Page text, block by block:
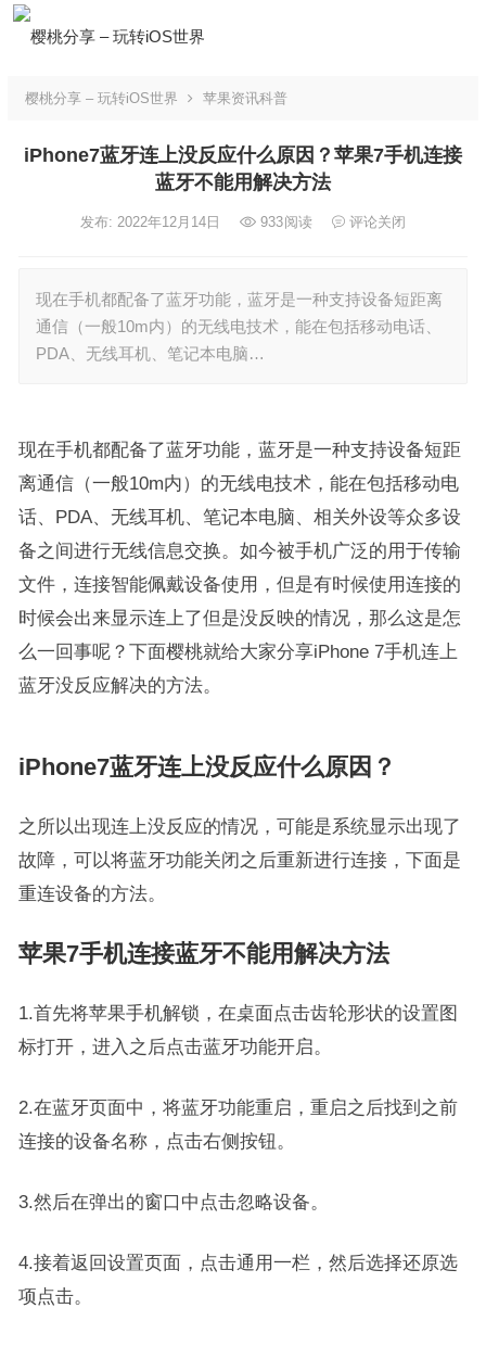
樱桃分享 – 玩转iOS世界 苹果资讯科普
iPhone7蓝牙连上没反应什么原因？苹果7手机连接
蓝牙不能用解决方法
发布: 2022年12月14日 933阅读 评论关闭
现在手机都配备了蓝牙功能，蓝牙是一种支持设备短距离
通信（一般10m内）的无线电技术，能在包括移动电话、
PDA、无线耳机、笔记本电脑…
现在手机都配备了蓝牙功能，蓝牙是一种支持设备短距
离通信（一般10m内）的无线电技术，能在包括移动电
话、PDA、无线耳机、笔记本电脑、相关外设等众多设
备之间进行无线信息交换。如今被手机广泛的用于传输
文件，连接智能佩戴设备使用，但是有时候使用连接的
时候会出来显示连上了但是没反映的情况，那么这是怎
么一回事呢？下面樱桃就给大家分享iPhone 7手机连上
蓝牙没反应解决的方法。
iPhone7蓝牙连上没反应什么原因？
之所以出现连上没反应的情况，可能是系统显示出现了
故障，可以将蓝牙功能关闭之后重新进行连接，下面是
重连设备的方法。
苹果7手机连接蓝牙不能用解决方法
1.首先将苹果手机解锁，在桌面点击齿轮形状的设置图
标打开，进入之后点击蓝牙功能开启。
2.在蓝牙页面中，将蓝牙功能重启，重启之后找到之前
连接的设备名称，点击右侧按钮。
3.然后在弹出的窗口中点击忽略设备。
4.接着返回设置页面，点击通用一栏，然后选择还原选
项点击。